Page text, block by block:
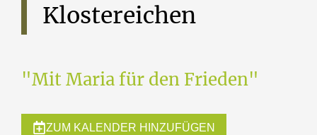
Klostereichen
"Mit Maria für den Frieden"
ZUM KALENDER HINZUFÜGEN